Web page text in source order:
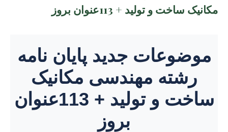
مکانیک ساخت و تولید + 113عنوان بروز
موضوعات جدید پایان نامه
رشته مهندسی مکانیک
ساخت و تولید + 113عنوان
بروز